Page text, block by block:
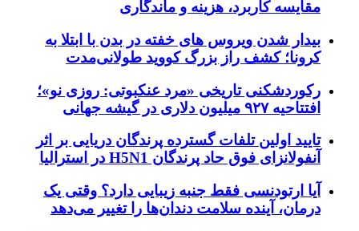
مقایسه کاربرد، هزینه و ماندگاری
بیدار شدن ویروس‌ های خفته در بدن با ابتلا به
کرونا؛ کشف راز بزرگ کووید طولانی‌مدت
رکوردشکنی تاریخی «مرد عنکبوتی: روزی نو»؛
افتتاحیه ۹۲۷ میلیون دلاری در گیشه جهانی
تایید اولین تلفات گسترده پرندگان دریایی بر اثر
آنفولانزای فوق حاد پرندگان H5N1 در استرالیا
آیا ارتودنسی فقط جنبه زیبایی دارد؟ وقتی یک
درمان، آینده سلامت دندان‌ها را تغییر می‌دهد